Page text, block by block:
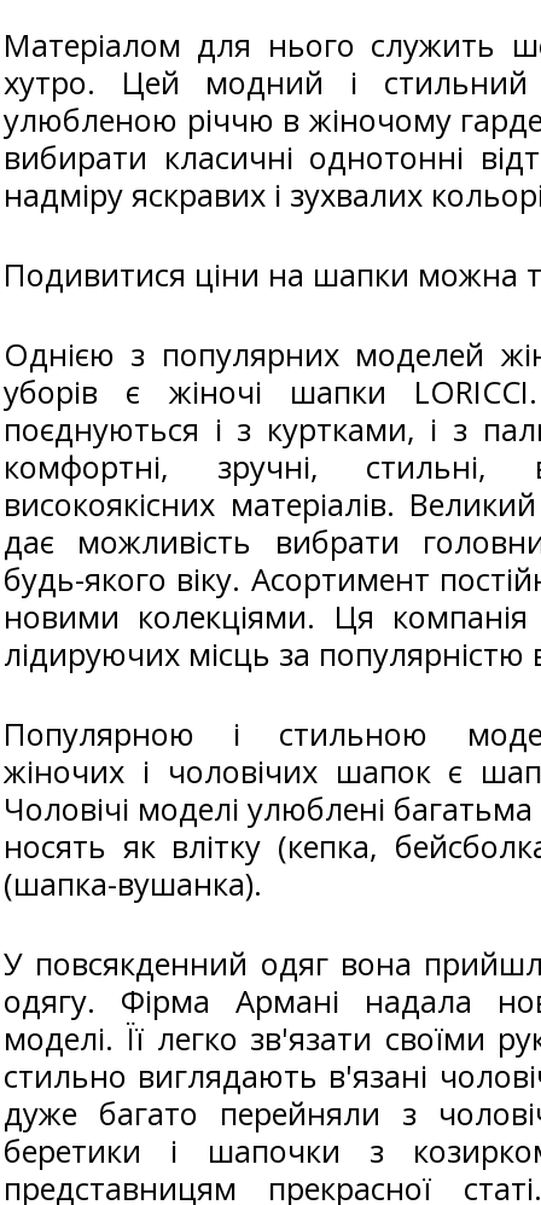
Матеріалом для нього служить
хутро. Цей модний і стильний
улюбленою річчю в жіночому
вибирати класичні однотонні
надміру яскравих і зухвалих
Подивитися ціни на шапки можна
Однією з популярних моделей
уборів є жіночі шапки
поєднуються і з куртками, і з
комфортні, зручні, стильні,
високоякісних матеріалів.
дає можливість вибрати
будь-якого віку. Асортимент
новими колекціями. Ця
лідируючих місць за популярністю
Популярною і стильною
жіночих і чоловічих шапок є
Чоловічі моделі улюблені
носять як влітку (кепка,
(шапка-вушанка).
У повсякденний одяг вона
одягу. Фірма Армані надала
моделі. Її легко зв'язати своїми
стильно виглядають в'язані
дуже багато перейняли з
беретики і шапочки з
представницям прекрасної